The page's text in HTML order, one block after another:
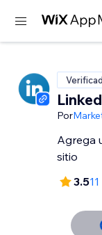
Por
Agrega
sitio
3.5